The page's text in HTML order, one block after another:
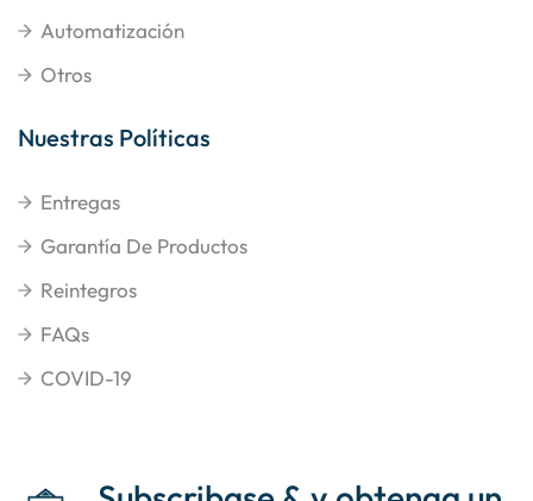
Automatización
Otros
Nuestras Políticas
Entregas
Garantía De Productos
Reintegros
FAQs
COVID-19